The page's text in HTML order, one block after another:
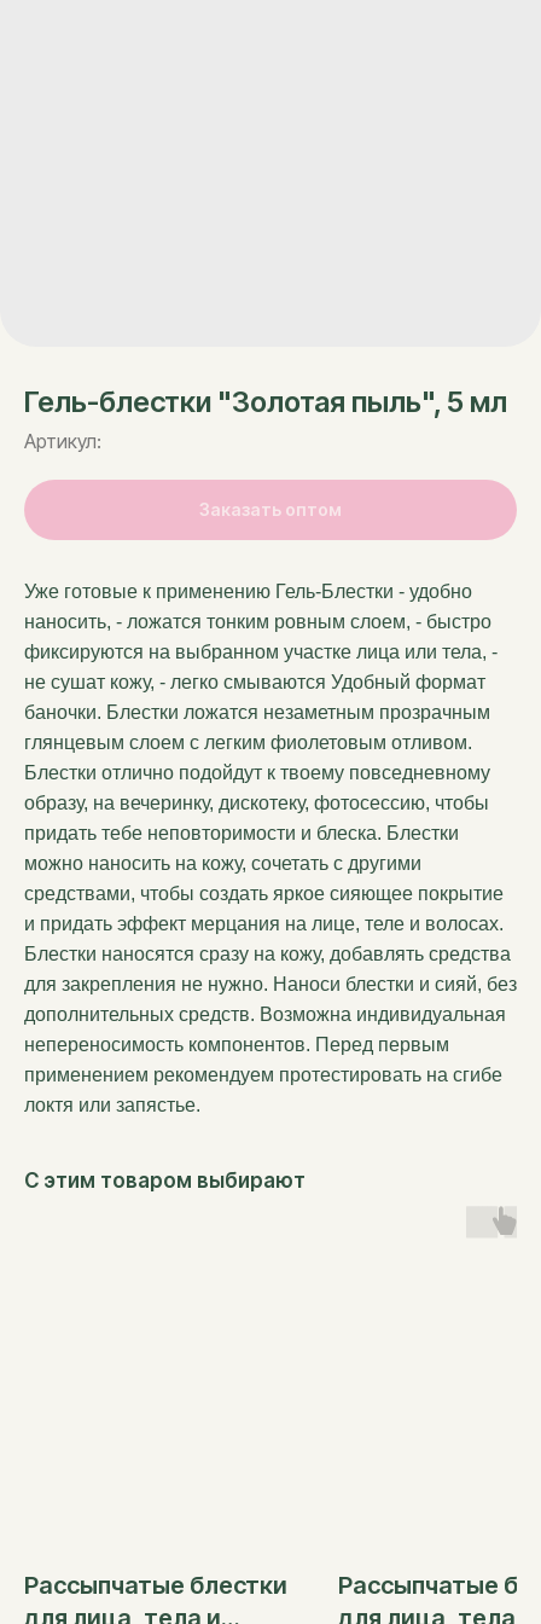
Гель-блестки "Золотая пыль", 5 мл
Артикул:
Заказать оптом
Уже готовые к применению Гель-Блестки - удобно
наносить, - ложатся тонким ровным слоем, - быстро
фиксируются на выбранном участке лица или тела, -
не сушат кожу, - легко смываются Удобный формат
баночки. Блестки ложатся незаметным прозрачным
глянцевым слоем с легким фиолетовым отливом.
Блестки отлично подойдут к твоему повседневному
образу, на вечеринку, дискотеку, фотосессию, чтобы
придать тебе неповторимости и блеска. Блестки
можно наносить на кожу, сочетать с другими
средствами, чтобы создать яркое сияющее покрытие
и придать эффект мерцания на лице, теле и волосах.
Блестки наносятся сразу на кожу, добавлять средства
для закрепления не нужно. Наноси блестки и сияй, без
дополнительных средств. Возможна индивидуальная
непереносимость компонентов. Перед первым
применением рекомендуем протестировать на сгибе
локтя или запястье.
С этим товаром выбирают
Рассыпчатые блестки
Рассыпчатые